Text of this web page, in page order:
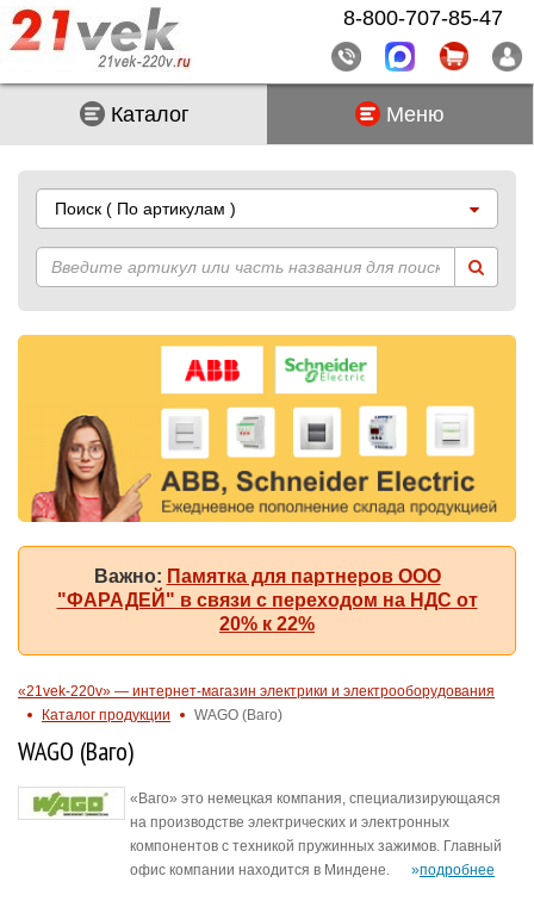
Каталог Меню
Поиск ( По артикулам )
Важно: Памятка для партнеров ООО
"ФАРАДЕЙ" в связи с переходом на НДС от
20% к 22%
«21vek-220v» — интернет-магазин электрики и электрооборудования
Каталог продукции
WAGO (Ваго)
WAGO (Ваго)
«Ваго» это немецкая компания, специализирующаяся
на производстве электрических и электронных
компонентов с техникой пружинных зажимов. Главный
офис компании находится в Миндене.
подробнее
8-800-707-85-47